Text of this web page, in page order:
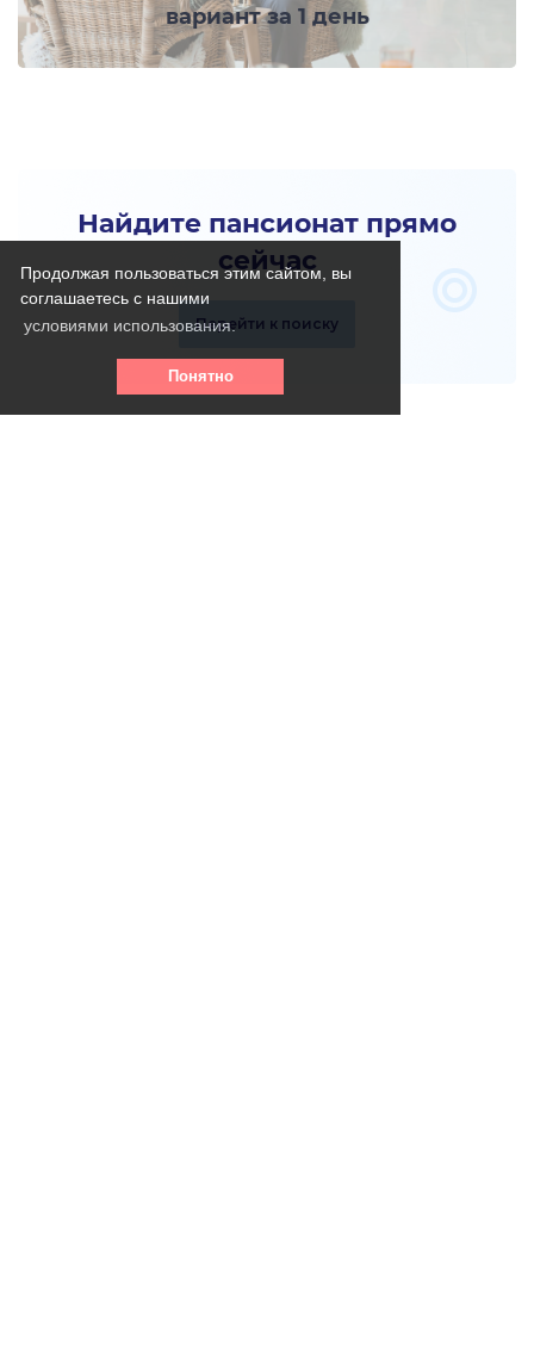
Продолжая пользоваться этим сайтом, вы
соглашаетесь с нашими
условиями использования.
Понятно
вариант за 1 день
Найдите пансионат прямо
сейчас
Перейти к поиску